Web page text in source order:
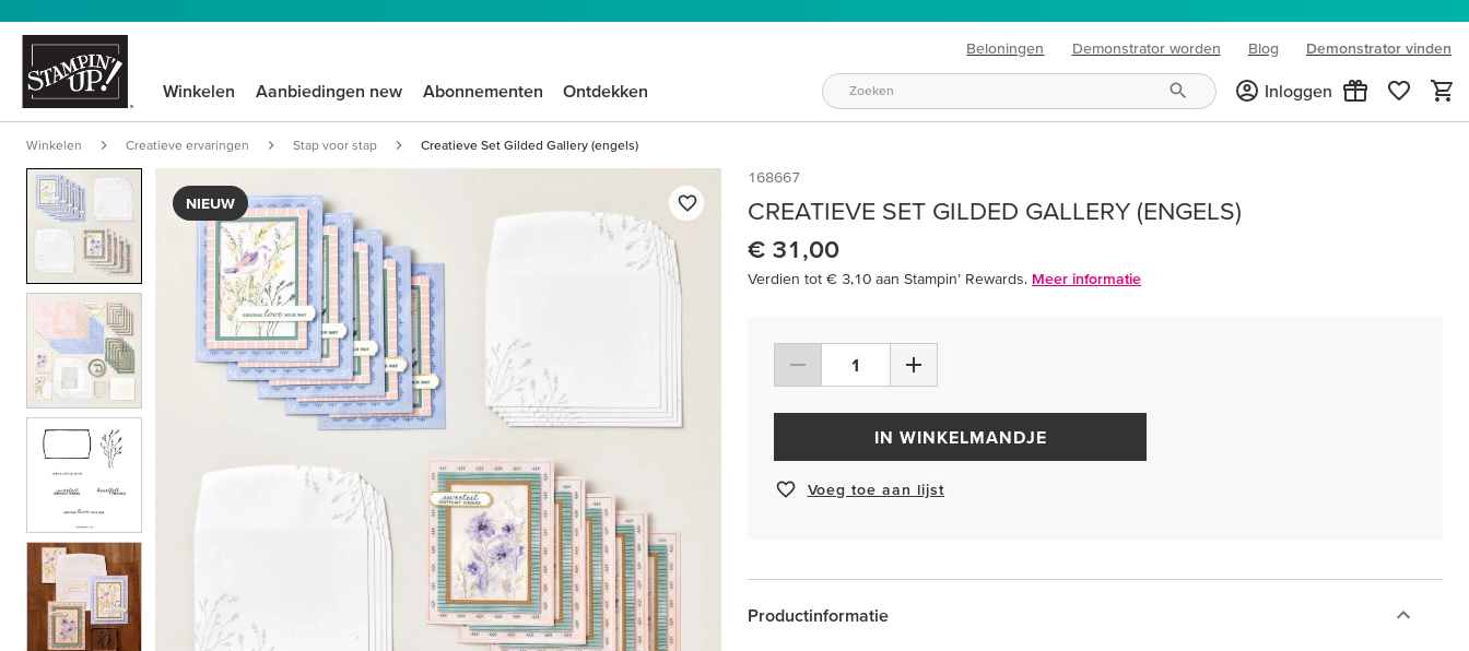
Beloningen Demonstrator worden Blog
(opens in new tab)
Demonstrator vinden
Winkelen Aanbiedingen new Abonnementen Ontdekken Inloggen
Winkelen Creatieve ervaringen Stap voor stap Creatieve Set Gilded Gallery (engels)
NIEUW
168667
CREATIEVE SET GILDED GALLERY (ENGELS)
€ 31,00
Verdien tot € 3,10 aan Stampin’ Rewards. Meer informatie
IN WINKELMANDJE
Voeg toe aan lijst
Productinformatie